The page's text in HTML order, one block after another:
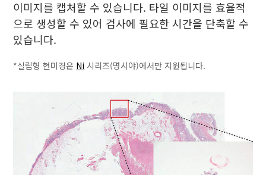
이미지를 캡처할 수 있습니다. 타일 이미지를 효율적
으로 생성할 수 있어 검사에 필요한 시간을 단축할 수
있습니다.
*실립형 현미경은 Ni 시리즈(명시야)에서만 지원됩니다.